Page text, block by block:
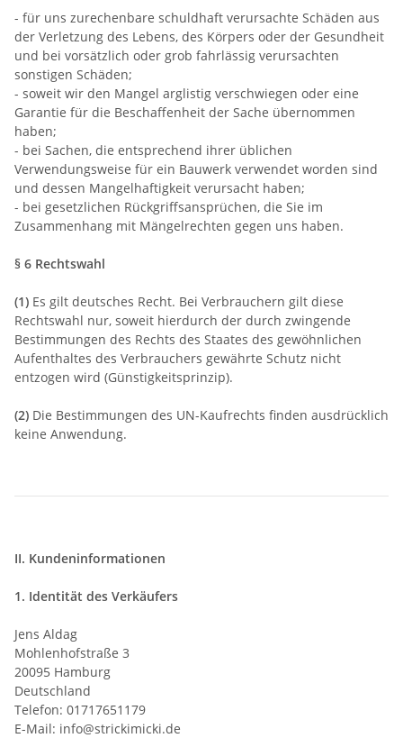
- für uns zurechenbare schuldhaft verursachte Schäden aus
der Verletzung des Lebens, des Körpers oder der Gesundheit
und bei vorsätzlich oder grob fahrlässig verursachten
sonstigen Schäden;
- soweit wir den Mangel arglistig verschwiegen oder eine
Garantie für die Beschaffenheit der Sache übernommen
haben;
- bei Sachen, die entsprechend ihrer üblichen
Verwendungsweise für ein Bauwerk verwendet worden sind
und dessen Mangelhaftigkeit verursacht haben;
- bei gesetzlichen Rückgriffsansprüchen, die Sie im
Zusammenhang mit Mängelrechten gegen uns haben.
§ 6 Rechtswahl
(1) Es gilt deutsches Recht. Bei Verbrauchern gilt diese
Rechtswahl nur, soweit hierdurch der durch zwingende
Bestimmungen des Rechts des Staates des gewöhnlichen
Aufenthaltes des Verbrauchers gewährte Schutz nicht
entzogen wird (Günstigkeitsprinzip).
(2) Die Bestimmungen des UN-Kaufrechts finden ausdrücklich
keine Anwendung.
II. Kundeninformationen
1. Identität des Verkäufers
Jens Aldag
Mohlenhofstraße 3
20095 Hamburg
Deutschland
Telefon: 01717651179
E-Mail: info@strickimicki.de